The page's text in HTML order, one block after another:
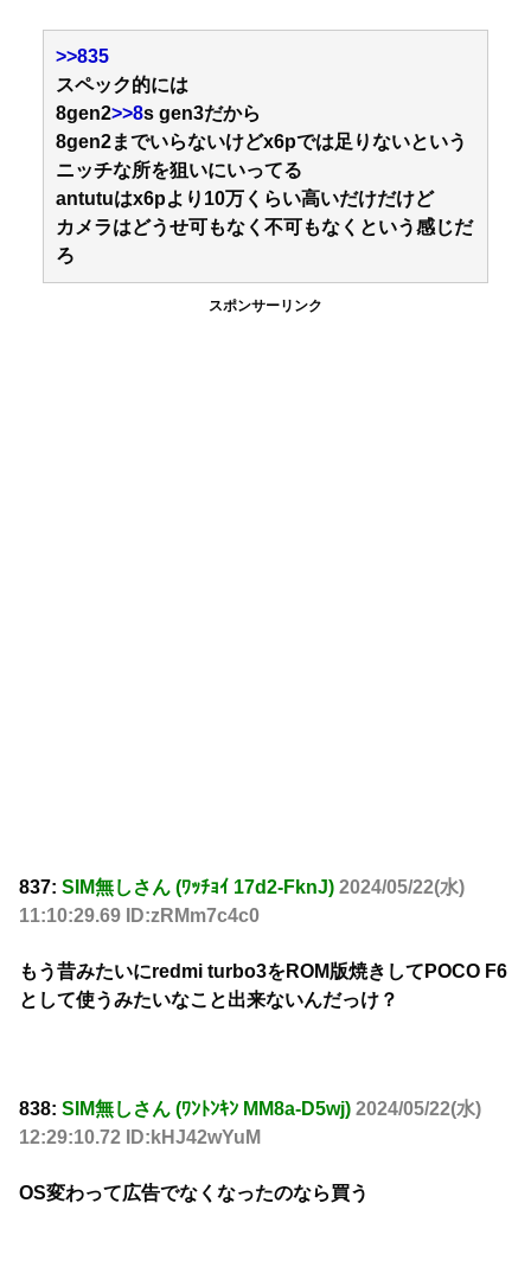
>>835
スペック的には
8gen2>>8s gen3だから
8gen2までいらないけどx6pでは足りないという
ニッチな所を狙いにいってる
antutuはx6pより10万くらい高いだけだけど
カメラはどうせ可もなく不可もなくという感じだ
ろ
スポンサーリンク
837: SIM無しさん (ﾜｯﾁｮｲ 17d2-FknJ) 2024/05/22(水)
11:10:29.69 ID:zRMm7c4c0
もう昔みたいにredmi turbo3をROM版焼きしてPOCO F6
として使うみたいなこと出来ないんだっけ？
838: SIM無しさん (ﾜﾝﾄﾝｷﾝ MM8a-D5wj) 2024/05/22(水)
12:29:10.72 ID:kHJ42wYuM
OS変わって広告でなくなったのなら買う